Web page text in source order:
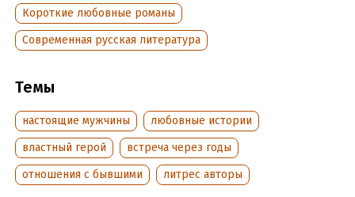
Объем:343606
Год издания:2025
Дата поступления:8 марта 2025
Короткие любовные романы
Современная русская литература
Темы
настоящие мужчины
любовные истории
властный герой
встреча через годы
отношения с бывшими
литрес авторы